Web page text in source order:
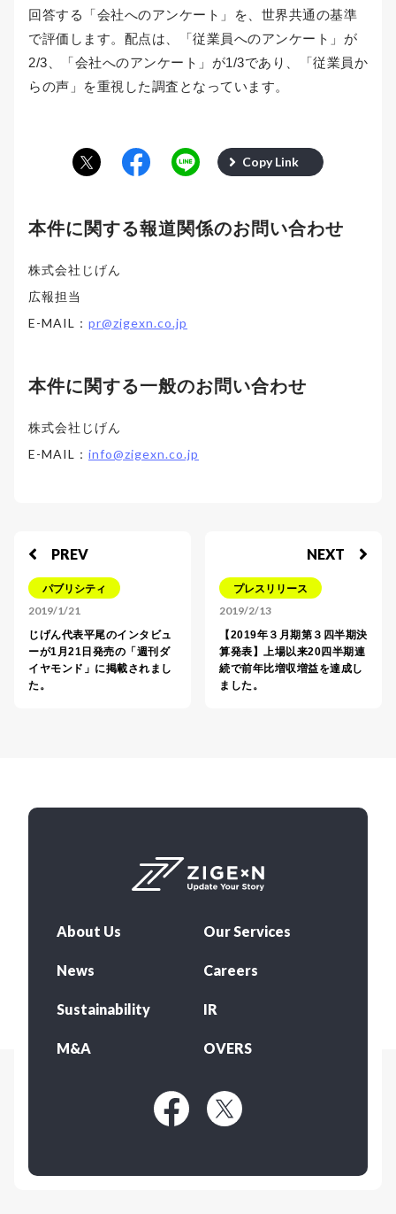
回答する「会社へのアンケート」を、世界共通の基準
で評価します。配点は、「従業員へのアンケート」が
2/3、「会社へのアンケート」が1/3であり、「従業員か
らの声」を重視した調査となっています。
Copy Link
本件に関する報道関係のお問い合わせ
株式会社じげん
広報担当
E-MAIL： pr@zigexn.co.jp
本件に関する一般のお問い合わせ
株式会社じげん
E-MAIL： info@zigexn.co.jp
PREV
パブリシティ
2019/1/21
じげん代表平尾のインタビュ
ーが1月21日発売の「週刊ダ
イヤモンド」に掲載されまし
た。
NEXT
プレスリリース
2019/2/13
【2019年３月期第３四半期決
算発表】上場以来20四半期連
続で前年比増収増益を達成し
ました。
About Us Our Services
News Careers
Sustainability IR
M&A OVERS